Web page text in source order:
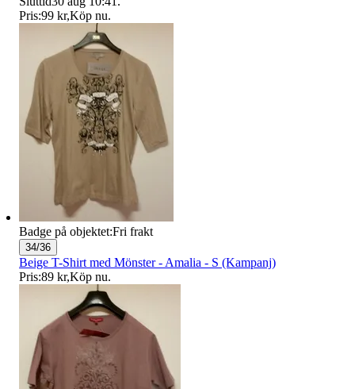
Pris:99 kr,Köp nu.
Badge på objektet:Fri frakt
34/36
Beige T-Shirt med Mönster - Amalia - S (Kampanj)
Pris:89 kr,Köp nu.